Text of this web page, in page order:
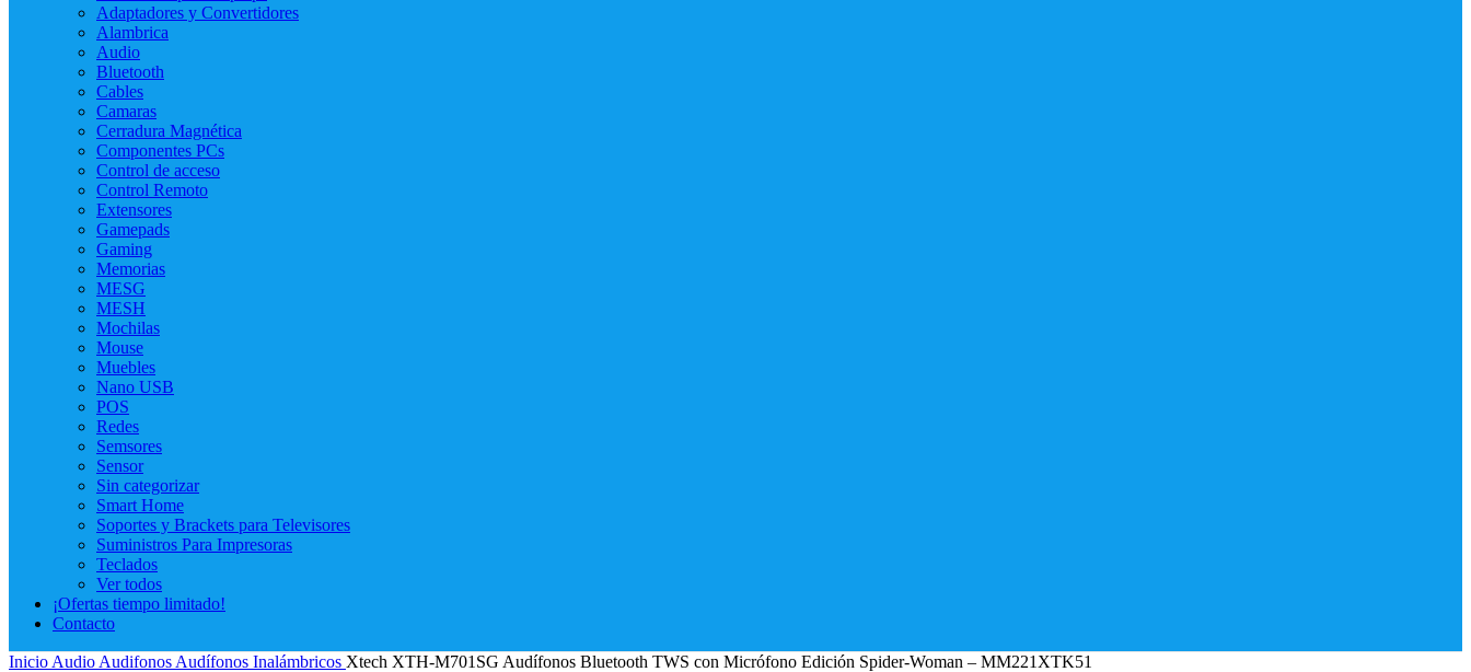
Adaptadores y Convertidores
Alambrica
Audio
Bluetooth
Cables
Camaras
Cerradura Magnética
Componentes PCs
Control de acceso
Control Remoto
Extensores
Gamepads
Gaming
Memorias
MESG
MESH
Mochilas
Mouse
Muebles
Nano USB
POS
Redes
Semsores
Sensor
Sin categorizar
Smart Home
Soportes y Brackets para Televisores
Suministros Para Impresoras
Teclados
Ver todos
¡Ofertas tiempo limitado!
Contacto
Inicio Audio Audifonos Audífonos Inalámbricos Xtech XTH-M701SG Audífonos Bluetooth TWS con Micrófono Edición Spider-Woman – MM221XTK51